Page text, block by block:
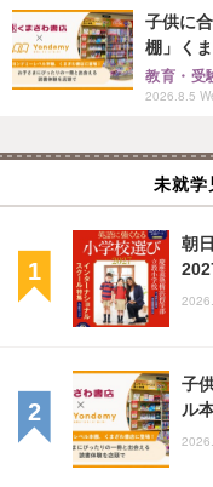
子供に
棚」く
教育・受
2026.8.5
未就学
朝
子
ル